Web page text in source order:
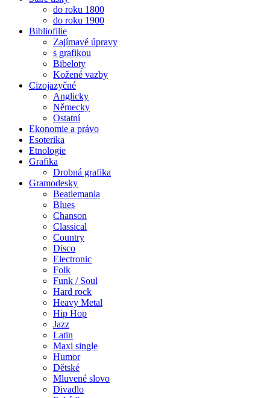
do roku 1800
do roku 1900
Bibliofilie
Zajímavé úpravy
s grafikou
Bibeloty
Kožené vazby
Cizojazyčné
Anglicky
Německy
Ostatní
Ekonomie a právo
Esoterika
Etnologie
Grafika
Drobná grafika
Gramodesky
Beatlemania
Blues
Chanson
Classical
Country
Disco
Electronic
Folk
Funk / Soul
Hard rock
Heavy Metal
Hip Hop
Jazz
Latin
Maxi single
Humor
Dětské
Mluvené slovo
Divadlo